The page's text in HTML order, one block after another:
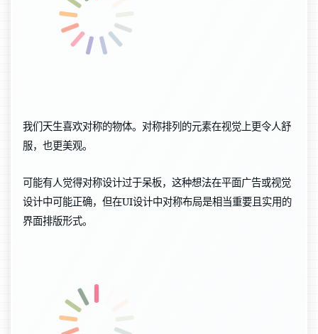
我们天生喜欢对称的物体。对称排列的元素在视觉上更令人舒
服，也更美观。
可能有人觉得对称设计过于呆板，这种想法在平面广告或视觉
设计中可能正确，但在UI设计中对称布局是相当重要且实用的
界面排版形式。